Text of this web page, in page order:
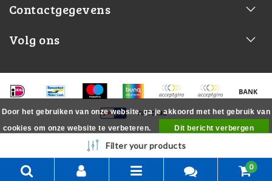
Contactgegevens
Volg ons
Filter your products
0
Door het gebruiken van onze website, ga je akkoord met het gebruik van
cookies om onze website te verbeteren.
Dit bericht verbergen
Meer over cookies »